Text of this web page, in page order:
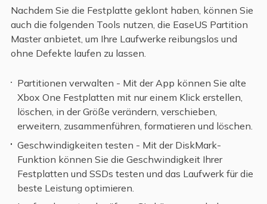
Nachdem Sie die Festplatte geklont haben, können Sie
auch die folgenden Tools nutzen, die EaseUS Partition
Master anbietet, um Ihre Laufwerke reibungslos und
ohne Defekte laufen zu lassen.
Partitionen verwalten - Mit der App können Sie alte
Xbox One Festplatten mit nur einem Klick erstellen,
löschen, in der Größe verändern, verschieben,
erweitern, zusammenführen, formatieren und löschen.
Geschwindigkeiten testen - Mit der DiskMark-
Funktion können Sie die Geschwindigkeit Ihrer
Festplatten und SSDs testen und das Laufwerk für die
beste Leistung optimieren.